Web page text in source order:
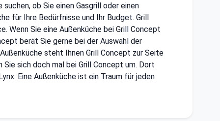
ob Sie einen Gasgrill oder einen
für Ihre Bedürfnisse und Ihr Budget. Grill
Wenn Sie eine Außenküche bei Grill Concept
berät Sie gerne bei der Auswahl der
steht Ihnen Grill Concept zur Seite
sich doch mal bei Grill Concept um. Dort
Eine Außenküche ist ein Traum für jeden